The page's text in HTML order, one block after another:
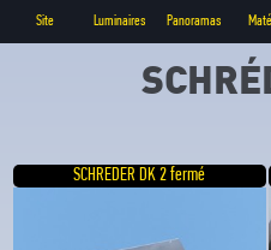
Site Luminaires Panoramas
SCHREDER DK 2 fermé